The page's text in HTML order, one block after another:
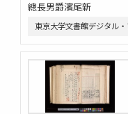
總長男爵濱尾新
東京大学文書館デジタル